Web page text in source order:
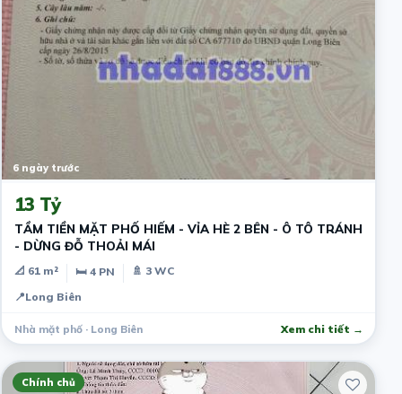
6 ngày trước
13 Tỷ
TẦM TIỀN MẶT PHỐ HIẾM - VỈA HÈ 2 BÊN - Ô TÔ TRÁNH
- DỪNG ĐỖ THOẢI MÁI
📐 61 m² 🛏 4 PN
🚿 3 WC
📍Long Biên
Nhà mặt phố · Long Biên Xem chi tiết →
Chính chủ